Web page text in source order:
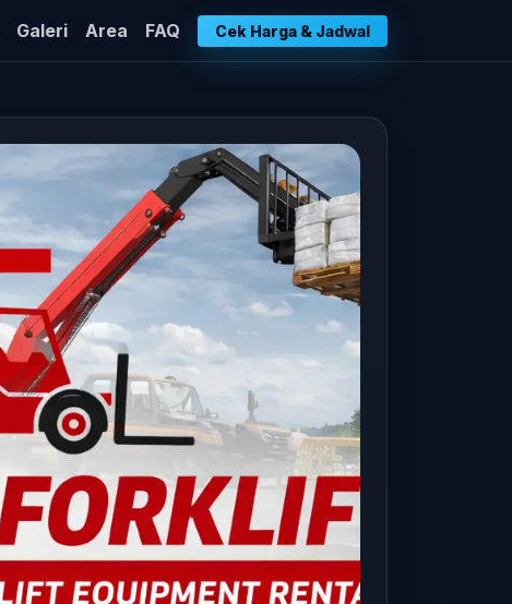
Galeri Area FAQ Cek Harga & Jadwal